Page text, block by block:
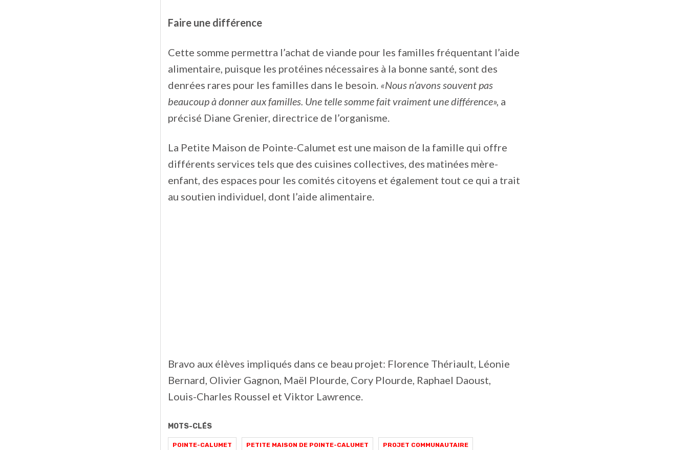
Faire une différence
Cette somme permettra l’achat de viande pour les familles fréquentant l’aide
alimentaire, puisque les protéines nécessaires à la bonne santé, sont des
denrées rares pour les familles dans le besoin. «Nous n’avons souvent pas
beaucoup à donner aux familles. Une telle somme fait vraiment une différence», a
précisé Diane Grenier, directrice de l’organisme.
La Petite Maison de Pointe-Calumet est une maison de la famille qui offre
différents services tels que des cuisines collectives, des matinées mère-
enfant, des espaces pour les comités citoyens et également tout ce qui a trait
au soutien individuel, dont l’aide alimentaire.
Bravo aux élèves impliqués dans ce beau projet: Florence Thériault, Léonie
Bernard, Olivier Gagnon, Maël Plourde, Cory Plourde, Raphael Daoust,
Louis-Charles Roussel et Viktor Lawrence.
MOTS-CLÉS
POINTE-CALUMET PETITE MAISON DE POINTE-CALUMET PROJET COMMUNAUTAIRE